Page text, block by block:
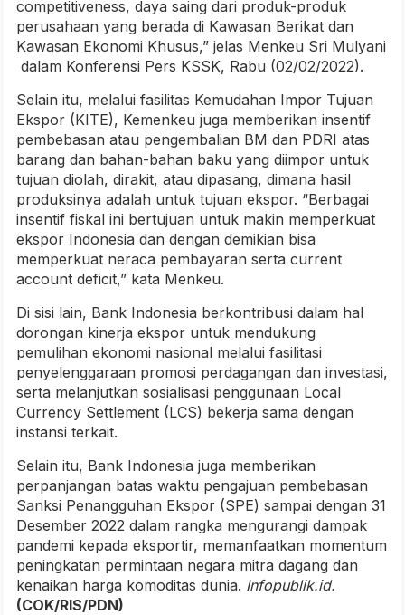
competitiveness, daya saing dari produk-produk
perusahaan yang berada di Kawasan Berikat dan
Kawasan Ekonomi Khusus,” jelas Menkeu Sri Mulyani
dalam Konferensi Pers KSSK, Rabu (02/02/2022).
Selain itu, melalui fasilitas Kemudahan Impor Tujuan
Ekspor (KITE), Kemenkeu juga memberikan insentif
pembebasan atau pengembalian BM dan PDRI atas
barang dan bahan-bahan baku yang diimpor untuk
tujuan diolah, dirakit, atau dipasang, dimana hasil
produksinya adalah untuk tujuan ekspor. “Berbagai
insentif fiskal ini bertujuan untuk makin memperkuat
ekspor Indonesia dan dengan demikian bisa
memperkuat neraca pembayaran serta current
account deficit,” kata Menkeu.
Di sisi lain, Bank Indonesia berkontribusi dalam hal
dorongan kinerja ekspor untuk mendukung
pemulihan ekonomi nasional melalui fasilitasi
penyelenggaraan promosi perdagangan dan investasi,
serta melanjutkan sosialisasi penggunaan Local
Currency Settlement (LCS) bekerja sama dengan
instansi terkait.
Selain itu, Bank Indonesia juga memberikan
perpanjangan batas waktu pengajuan pembebasan
Sanksi Penangguhan Ekspor (SPE) sampai dengan 31
Desember 2022 dalam rangka mengurangi dampak
pandemi kepada eksportir, memanfaatkan momentum
peningkatan permintaan negara mitra dagang dan
kenaikan harga komoditas dunia. Infopublik.id.
(COK/RIS/PDN)